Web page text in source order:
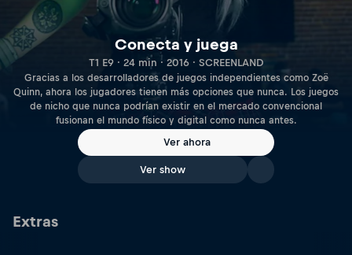
Conecta y juega
T1 E9 · 24 min · 2016 · SCREENLAND
Gracias a los desarrolladores de juegos independientes como Zoë
Quinn, ahora los jugadores tienen más opciones que nunca. Los juegos
de nicho que nunca podrían existir en el mercado convencional
fusionan el mundo físico y digital como nunca antes.
Ver ahora
Ver show
Extras